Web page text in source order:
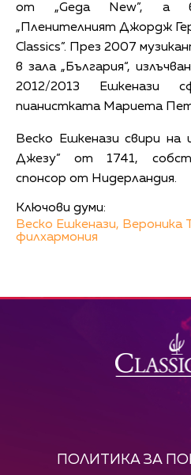
от „Gega New”, а
„Пленителният Джордж
Classics”. През 2007
в зала „България“,
2012/2013
пианистката Мариета
Веско Ешкенази свири на
Джезу” от 1741,
спонсор от Нидерландия.
Ключови думи:
Веско Ешкенази, Вероника
филхармония
ПОЛИТИКА ЗА